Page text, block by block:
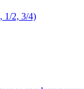
1/2, 3/4)